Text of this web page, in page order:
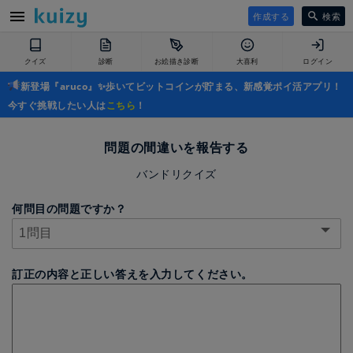
作成する 検索
クイズ 診断 お絵描き診断 大喜利 ログイン
新登場『aruco』✨歩いてビットコインが貯まる、新感覚ポイ活アプリ！
今すぐ挑戦したい人はこちら ！
問題の間違いを報告する
バンドリクイズ
何問目の問題ですか？
訂正の内容と正しい答えを入力してください。